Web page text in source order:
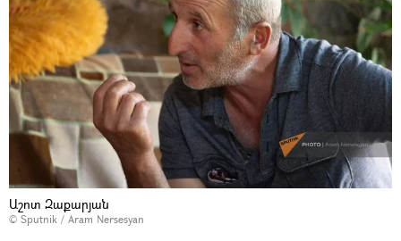
Աշոտ Զաքարյան
© Sputnik / Aram Nersesyan